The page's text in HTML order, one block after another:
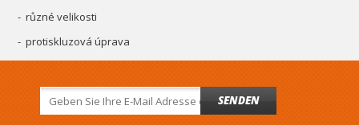
- různé velikosti
- protiskluzová úprava
SENDEN